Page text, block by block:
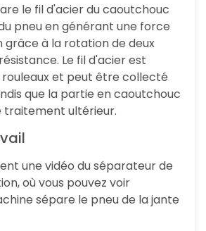
le fil d'acier du caoutchouc
pneu en générant une force
grâce à la rotation de deux
Le fil d'acier est
et peut être collecté
que la partie en caoutchouc
traitement ultérieur.
une vidéo du séparateur de
où vous pouvez voir
sépare le pneu de la jante